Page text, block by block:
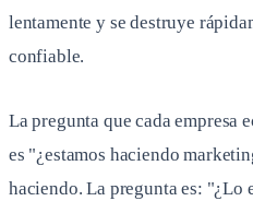
lentamente y se destruye
confiable.
La pregunta que cada empresa
es "¿estamos haciendo
haciendo. La pregunta es: "¿Lo